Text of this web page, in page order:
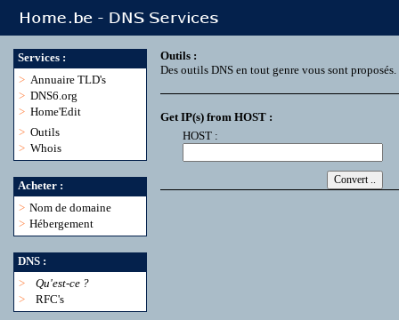
Services :
> Annuaire TLD's
> DNS6.org
> Home'Edit
> Outils
> Whois
Acheter :
> Nom de domaine
> Hébergement
DNS :
>
Qu'est-ce ?
>
RFC's
Outils :
Des outils DNS en tout genre vous sont proposés.
Get IP(s) from HOST :
HOST :